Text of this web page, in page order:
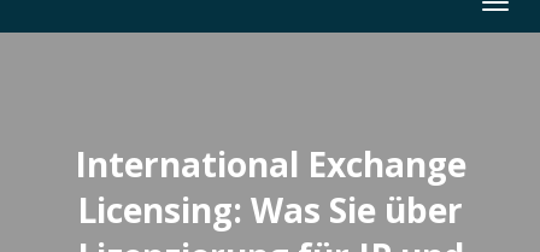
International Exchange
Licensing: Was Sie über